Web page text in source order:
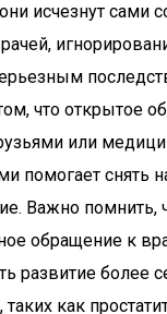
исчезнут сами
что открытое
или
помогает снять
Важно помнить,
обращение к
развитие более
таких как